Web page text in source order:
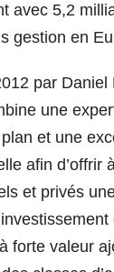
avec 5,2
gestion en
par Daniel
une
et une
afin d’offrir
et privés
forte valeur